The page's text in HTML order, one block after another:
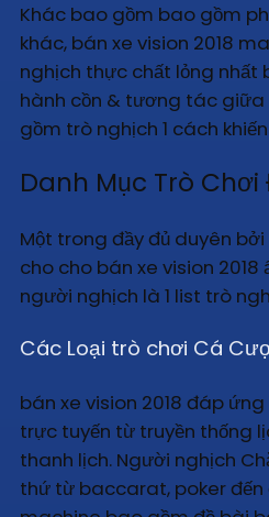
Khác bao gồm bao gồm
khác, bán xe vision 2018
nghịch thực chất lỏng nhất
hành cồn & tương tác
gồm trò nghịch 1 cách
Danh Mục Trò
Một trong đầy đủ duyên
cho cho bán xe vision
người nghịch là 1 list trò
Các Loại trò chơi Cá
bán xe vision 2018 đáp
trực tuyến từ truyền thống
thanh lịch. Người nghịch
thứ từ baccarat, poker đến